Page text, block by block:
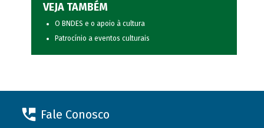
VEJA TAMBÉM
O BNDES e o apoio à cultura
Patrocínio a eventos culturais
Fale Conosco